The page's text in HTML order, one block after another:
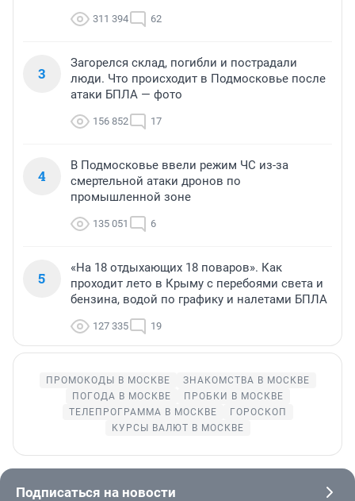
311 394 62
3
Загорелся склад, погибли и пострадали
люди. Что происходит в Подмосковье после
атаки БПЛА — фото
156 852 17
4
В Подмосковье ввели режим ЧС из-за
смертельной атаки дронов по
промышленной зоне
135 051 6
5
«На 18 отдыхающих 18 поваров». Как
проходит лето в Крыму с перебоями света и
бензина, водой по графику и налетами БПЛА
127 335 19
ПРОМОКОДЫ В МОСКВЕ
ЗНАКОМСТВА В МОСКВЕ
ПОГОДА В МОСКВЕ
ПРОБКИ В МОСКВЕ
ТЕЛЕПРОГРАММА В МОСКВЕ
ГОРОСКОП
КУРСЫ ВАЛЮТ В МОСКВЕ
Подписаться на новости